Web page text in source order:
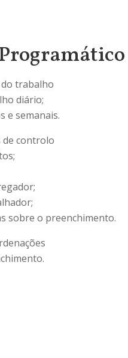
trabalho
diário;
e semanais.
de controlo
sobre o preenchimento.